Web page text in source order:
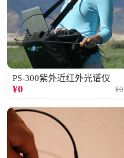
PS-300紫外近红外光谱仪
¥0 ¥0